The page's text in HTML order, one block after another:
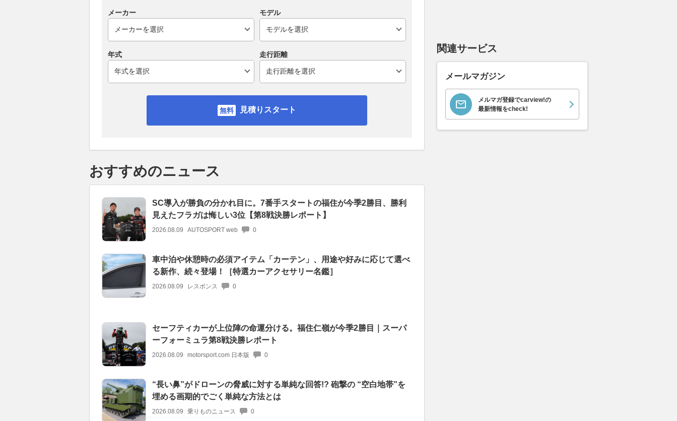
メーカー モデル
年式 走行距離
見積りスタート
おすすめのニュース
SC導入が勝負の分かれ目に。7番手スタートの福住が今季2勝目、勝利
見えたフラガは悔しい3位【第8戦決勝レポート】
2026.08.09 AUTOSPORT web 0
車中泊や休憩時の必須アイテム「カーテン」、用途や好みに応じて選べ
る新作、続々登場！［特選カーアクセサリー名鑑］
2026.08.09 レスポンス 0
セーフティカーが上位陣の命運分ける。福住仁嶺が今季2勝目｜スーパ
ーフォーミュラ第8戦決勝レポート
2026.08.09 motorsport.com 日本版 0
“長い鼻”がドローンの脅威に対する単純な回答!? 砲撃の “空白地帯”を
埋める画期的でごく単純な方法とは
2026.08.09 乗りものニュース 0
関連サービス
メールマガジン
メルマガ登録でcarview!の
最新情報をcheck!